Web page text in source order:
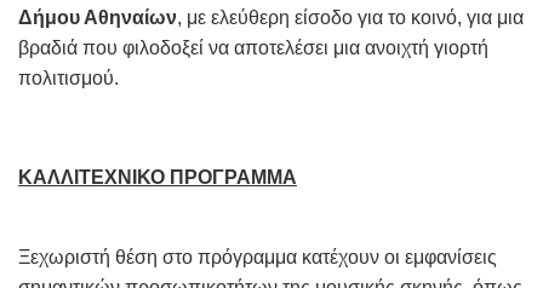
Δήμου Αθηναίων, με ελεύθερη είσοδο για το κοινό, για μια
βραδιά που φιλοδοξεί να αποτελέσει μια ανοιχτή γιορτή
πολιτισμού.
ΚΑΛΛΙΤΕΧΝΙΚΟ ΠΡΟΓΡΑΜΜΑ
Ξεχωριστή θέση στο πρόγραμμα κατέχουν οι εμφανίσεις